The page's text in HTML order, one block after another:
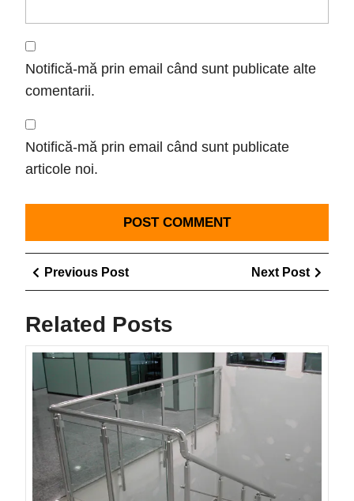
Notifică-mă prin email când sunt publicate alte
comentarii.
Notifică-mă prin email când sunt publicate
articole noi.
Navigare
în
articole
Previous PostPrevious
Post
Next Post
Post
Related Posts